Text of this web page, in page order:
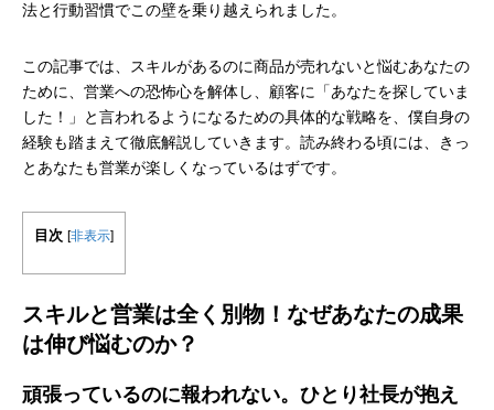
法と行動習慣でこの壁を乗り越えられました。
この記事では、スキルがあるのに商品が売れないと悩むあなたの
ために、営業への恐怖心を解体し、顧客に「あなたを探していま
した！」と言われるようになるための具体的な戦略を、僕自身の
経験も踏まえて徹底解説していきます。読み終わる頃には、きっ
とあなたも営業が楽しくなっているはずです。
目次 [非表示]
スキルと営業は全く別物！なぜあなたの成果
は伸び悩むのか？
頑張っているのに報われない。ひとり社長が抱え